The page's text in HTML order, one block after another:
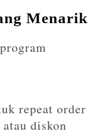
Menarik
repeat order
diskon